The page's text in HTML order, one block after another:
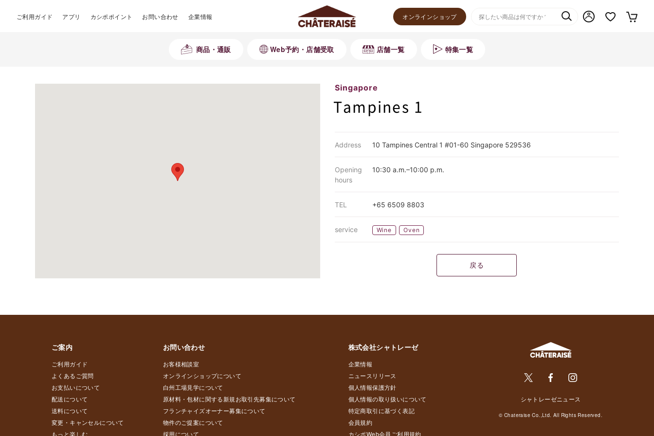
ご利用ガイド アプリ カシポポイント お問い合わせ 企業情報 オンラインショップ
商品・通販 Web予約・店舗受取 店舗一覧 特集一覧
Singapore
Tampines 1
Address 10 Tampines Central 1 #01-60 Singapore 529536
Opening
hours
10:30 a.m.–10:00 p.m.
TEL +65 6509 8803
service Wine Oven
戻る
ご案内
ご利用ガイド
よくあるご質問
お支払いについて
配送について
送料について
変更・キャンセルについて
もっと楽しむ
お問い合わせ
お客様相談室
オンラインショップについて
白州工場見学について
原材料・包材に関する新規お取引先募集について
フランチャイズオーナー募集について
物件のご提案について
採用について
株式会社シャトレーゼ
企業情報
ニュースリリース
個人情報保護方針
個人情報の取り扱いについて
特定商取引に基づく表記
会員規約
カシポWeb会員ご利用規約
シャトレーゼニュース
© Chateraise Co.,Ltd. All Rights Reserved.